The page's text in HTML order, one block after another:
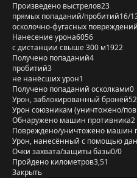
Произведено выстрелов23
прямых попаданий/пробитий16/
осколочно-фугасных повреждений
Нанесение урона6056
с дистанции свыше 300 м1922
Получено попаданий4
пробитий3
не нанёсших урон1
Получено попаданий осколками0
Урон, заблокированный бронёй
Урон союзникам (уничтожено/
Обнаружено машин противника2
Повреждено/уничтожено машин
Урон, нанесённый с помощью
Очки захвата/защиты базы0/0
Пройдено километров3,51
Закрыть